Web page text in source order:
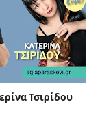
Τσιρίδου